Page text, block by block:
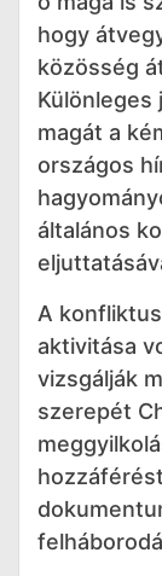
hogy
közösség
Különleges
magát a
országos
általános
A
aktivitása
vizsgálják
szerepét